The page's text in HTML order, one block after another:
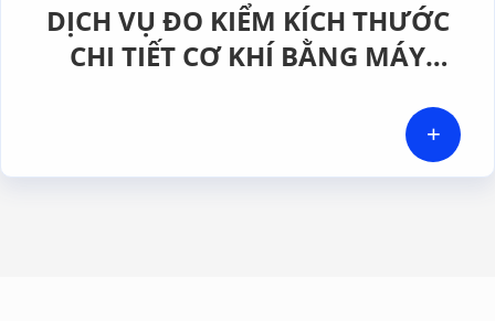
DỊCH VỤ ĐO KIỂM KÍCH THƯỚC
CHI TIẾT CƠ KHÍ BẰNG MÁY
+